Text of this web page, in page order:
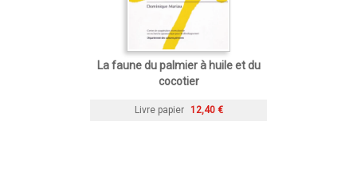
La faune du palmier à huile et du
cocotier
Livre papier 12,40 €